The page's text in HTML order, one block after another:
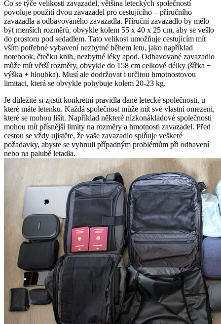
Co se týče velikosti zavazadel, většina leteckých společností
povoluje použití dvou zavazadel pro cestujícího – příručního
zavazadla a odbavovaného zavazadla. Příruční zavazadlo by mělo
být menších rozměrů, obvykle kolem 55 x 40 x 25 cm, aby se vešlo
do prostoru pod sedadlem. Tato velikost umožňuje cestujícím mít
vším potřebné vybavení nezbytné během letu, jako například
notebook, čtečku knih, nezbytné léky apod. Odbavované zavazadlo
může mít větší rozměry, obvykle do 158 cm celkové délky (šířka +
výška + hloubka). Musí ale dodržovat i určitou hmotnostovou
limitaci, která se obvykle pohybuje kolem 20-23 kg.
Je důležité si zjistit konkrétní pravidla dané letecké společnosti, u
které máte letenku. Každá společnost může mít své vlastní omezení,
které se mohou lišit. Například některé nízkonákladové společnosti
mohou mít přísnější limity na rozměry a hmotnosti zavazadel. Před
cestou se vždy ujistěte, že vaše zavazadlo splňuje veškeré
požadavky, abyste se vyhnuli případným problémům při odbavení
nebo na palubě letadla.